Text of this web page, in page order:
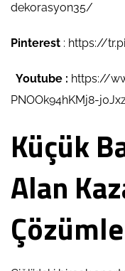
dekorasyon35/
Pinterest : https://
Youtube : https://
PNOOk94hKMj8-
Küçük
Alan